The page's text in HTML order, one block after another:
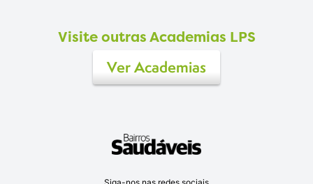
Visite outras Academias LPS
Ver Academias